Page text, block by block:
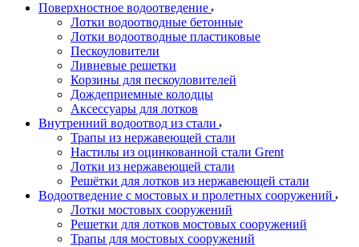
Поверхностное водоотведение
Лотки водоотводные бетонные
Лотки водоотводные пластиковые
Пескоуловители
Ливневые решетки
Корзины для пескоуловителей
Дождеприемные колодцы
Аксессуары для лотков
Внутренний водоотвод из стали
Трапы из нержавеющей стали
Настилы из оцинкованной стали Grent
Лотки из нержавеющей стали
Решётки для лотков из нержавеющей стали
Водоотведение с мостовых и пролетных сооружений
Лотки мостовых сооружений
Решетки для лотков мостовых сооружений
Трапы для мостовых сооружений